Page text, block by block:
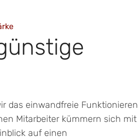
das einwandfreie Funktionieren
Mitarbeiter kümmern sich mit
auf einen